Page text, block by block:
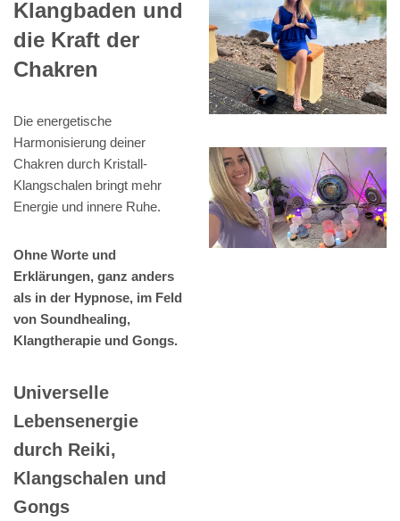
Klangbaden und
die Kraft der
Chakren
Die energetische
Harmonisierung deiner
Chakren durch Kristall-
Klangschalen bringt mehr
Energie und innere Ruhe.
Ohne Worte und
Erklärungen, ganz anders
als in der Hypnose, im Feld
von Soundhealing,
Klangtherapie und Gongs.
Universelle
Lebensenergie
durch Reiki,
Klangschalen und
Gongs